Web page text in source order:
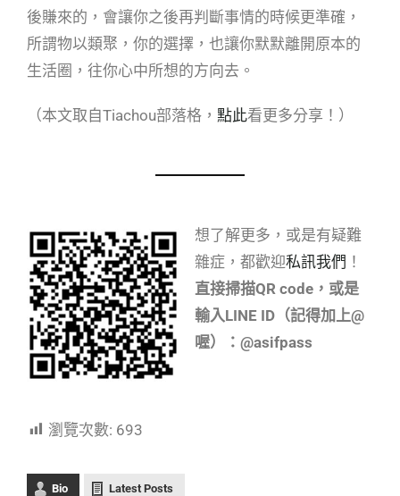
後賺來的，會讓你之後再判斷事情的時候更準確，
所謂物以類聚，你的選擇，也讓你默默離開原本的
生活圈，往你心中所想的方向去。
（本文取自Tiachou部落格， 點此看更多分享！）
想了解更多，或是有疑難
雜症，都歡迎私訊我們 ！
直接掃描QR code，或是
輸入LINE ID（記得加上@
喔）：@asifpass
瀏覽次數: 693
Bio Latest Posts